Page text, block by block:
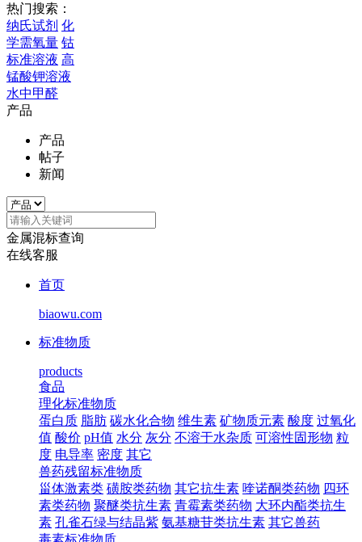
热门搜索：
纳氏试剂 化
学需氧量 钴
标准溶液 高
锰酸钾溶液
水中甲醛
产品
产品
帖子
新闻
金属混标查询
在线客服
首页
biaowu.com
标准物质
products
食品
理化标准物质
蛋白质 脂肪 碳水化合物 维生素 矿物质元素 酸度 过氧化
值 酸价 pH值 水分 灰分 不溶于水杂质 可溶性固形物 粒
度 电导率 密度 其它
兽药残留标准物质
甾体激素类 磺胺类药物 其它抗生素 喹诺酮类药物 四环
素类药物 聚醚类抗生素 青霉素类药物 大环内酯类抗生
素 孔雀石绿与结晶紫 氨基糖苷类抗生素 其它兽药
毒素标准物质